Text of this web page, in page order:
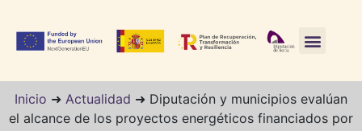
Inicio ➜ Actualidad ➜ Diputación y municipios evalúan
el alcance de los proyectos energéticos financiados por